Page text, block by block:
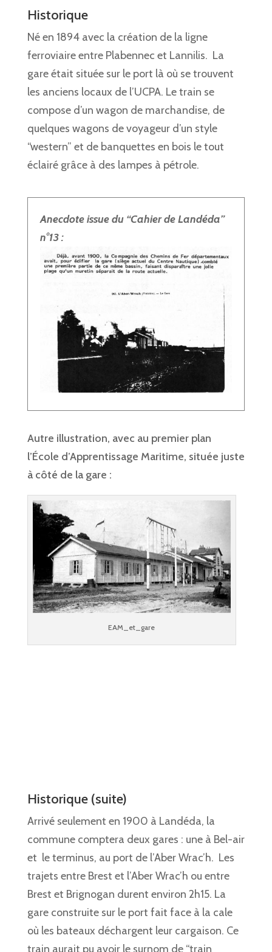
Historique
Né en 1894 avec la création de la ligne
ferroviaire entre Plabennec et Lannilis. La
gare était située sur le port là où se trouvent
les anciens locaux de l’UCPA. Le train se
compose d’un wagon de marchandise, de
quelques wagons de voyageur d’un style
“western” et de banquettes en bois le tout
éclairé grâce à des lampes à pétrole.
Anecdote issue du “Cahier de Landéda”
n°13 :
Autre illustration, avec au premier plan
l’École d’Apprentissage Maritime, située juste
à côté de la gare :
EAM_et_gare
Historique (suite)
Arrivé seulement en 1900 à Landéda, la
commune comptera deux gares : une à Bel-air
et le terminus, au port de l’Aber Wrac’h. Les
trajets entre Brest et l’Aber Wrac’h ou entre
Brest et Brignogan durent environ 2h15. La
gare construite sur le port fait face à la cale
où les bateaux déchargent leur cargaison. Ce
train aurait pu avoir le surnom de “train